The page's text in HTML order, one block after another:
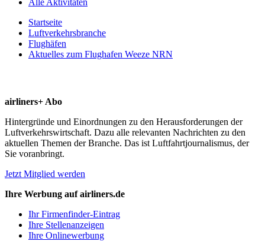
Startseite
Luftverkehrsbranche
Flughäfen
Aktuelles zum Flughafen Weeze NRN
airliners+ Abo
Hintergründe und Einordnungen zu den Herausforderungen der
Luftverkehrswirtschaft. Dazu alle relevanten Nachrichten zu den
aktuellen Themen der Branche. Das ist Luftfahrtjournalismus, der
Sie voranbringt.
Jetzt Mitglied werden
Ihre Werbung auf airliners.de
Ihr Firmenfinder-Eintrag
Ihre Stellenanzeigen
Ihre Onlinewerbung